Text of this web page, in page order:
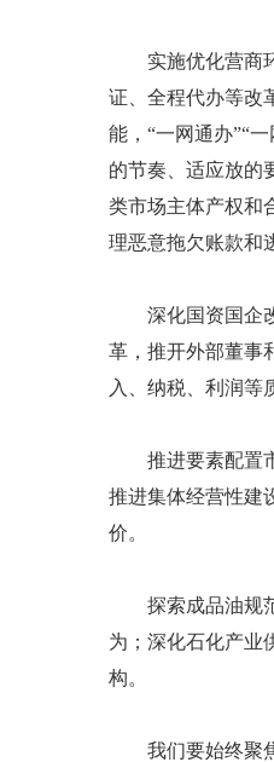
实施优化营商环
证、全程代办等改
能，“一网通办”“
的节奏、适应放的
类市场主体产权和
理恶意拖欠账款和
深化国资国企改
革，推开外部董事
入、纳税、利润等
推进要素配置市
推进集体经营性建
价。
探索成品油规范
为；深化石化产业
构。
我们要始终聚焦